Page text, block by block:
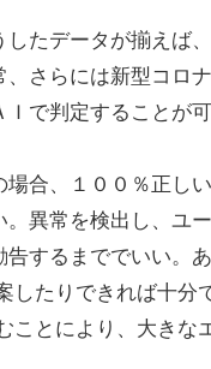
たデータが揃えば
、さらには新型コロナ
Ｉで判定することが可
合、１００％正し
。異常を検出し、ユ
告するまででいい。
たりできれば十分
ことにより、大きな